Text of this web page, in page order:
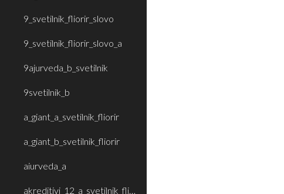
9_svetilnik_fliorir_slovo
9_svetilnik_fliorir_slovo_a
9ajurveda_b_svetilnik
9svetilnik_b
a_giant_a_svetilnik_fliorir
a_giant_b_svetilnik_fliorir
aiurveda_a
akreditivi_12_a_svetilnik_fliorir